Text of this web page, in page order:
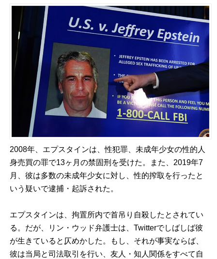
2008年、エプスタインは、性犯罪、未成年少女の性的人
身売買の罪で13ヶ月の禁固刑を受けた。また、2019年7
月、彼は多数の未成年少女に対し、性的搾取を行ったと
いう疑いで逮捕・起訴された。
エプスタインは、拘置所内で首吊り自殺したとされてい
る。だが、リン・ウッド弁護士は、Twitterでしばしば彼
が生きていると仄めかした。もし、それが事実ならば、
彼は当局と司法取引を行い、友人・知人関係をすべて自